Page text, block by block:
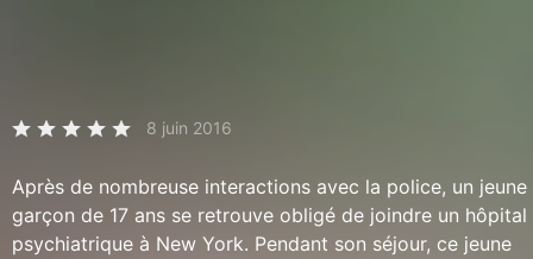
8 juin 2016
Après de nombreuse interactions avec la police, un jeune
garçon de 17 ans se retrouve obligé de joindre un hôpital
psychiatrique à New York. Pendant son séjour, ce jeune